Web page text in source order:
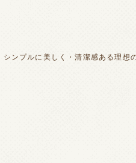
シンプルに美しく・清潔感ある理